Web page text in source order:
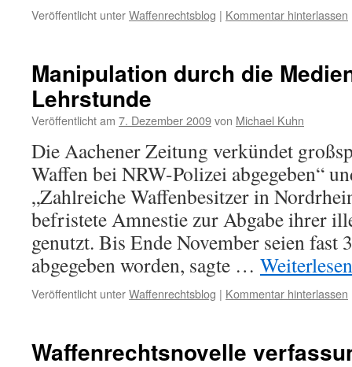
Veröffentlicht unterWaffenrechtsblog | Kommentar hinterlassen
Manipulation durch die
Lehrstunde
Veröffentlicht am 7. Dezember 2009von Michael Kuhn
Die Aachener Zeitung verkündet
Waffen bei NRW-Polizei abgegeben“
„Zahlreiche Waffenbesitzer in
befristete Amnestie zur Abgabe ihrer
genutzt. Bis Ende November seien
abgegeben worden, sagte …
Veröffentlicht unterWaffenrechtsblog | Kommentar hinterlassen
Waffenrechtsnovelle